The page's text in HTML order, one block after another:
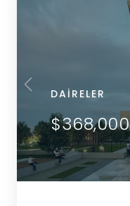
DAIRELER
$368,000